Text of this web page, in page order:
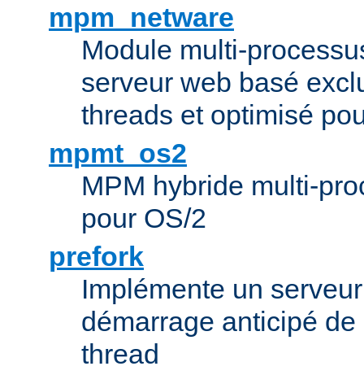
mpm_netware
Module multi-
serveur web basé
threads et optimisé
mpmt_os2
MPM hybride multi-
pour OS/2
prefork
Implémente un
démarrage anticipé
thread